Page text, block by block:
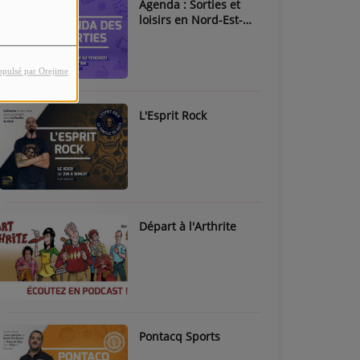
par Orejime
Agenda : Sorties et
loisirs en Nord-Est-
L'Esprit Rock
Départ à l'Arthrite
Pontacq Sports